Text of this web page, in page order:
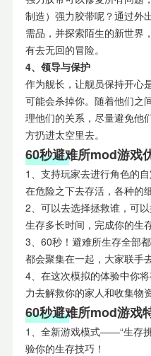
制造）强力胶带呢？通过外
需品，并探索陌生的新世界
有去无回的冒险。
4、领导与保护
作为舰长，让舰员保持开
可能会杀掉你。随着他们之
理他们的关系，尽量避免他
方扔进太空里去。
60秒避难所mod游戏
1、支持玩家去进行角色的
在危险之下去存活，各种的
2、可以去选择拯救谁，可
生存多长时间，完成你的生
3、60秒！避难所生存全部
都会聚集在一起，大家联手
4、在这次模拟的体验中你
力去解救你的家人和收集物资
60秒避难所mod游戏
1、全新游戏模式——“生存
验你的生存技巧！